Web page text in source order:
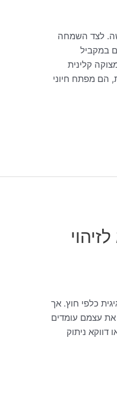
לצד השמחה
במקביל
קלינית
הם מפתח חיוני
כלפי חוץ. אך
את עצמם עומדים
דווקא ניתוק